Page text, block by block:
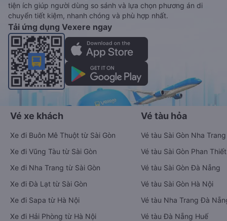
tiện ích giúp người dùng so sánh và lựa chọn phương án di
chuyển tiết kiệm, nhanh chóng và phù hợp nhất.
Tải ứng dụng Vexere ngay
Vé xe khách
Xe đi Buôn Mê Thuột từ Sài Gòn
Xe đi Vũng Tàu từ Sài Gòn
Xe đi Nha Trang từ Sài Gòn
Xe đi Đà Lạt từ Sài Gòn
Xe đi Sapa từ Hà Nội
Xe đi Hải Phòng từ Hà Nội
Vé tàu hỏa
Vé tàu Sài Gòn Nha Trang
Vé tàu Sài Gòn Phan Thiết
Vé tàu Sài Gòn Đà Nẵng
Vé tàu Sài Gòn Hà Nội
Vé tàu Nha Trang Đà
Vé tàu Đà Nẵng Huế